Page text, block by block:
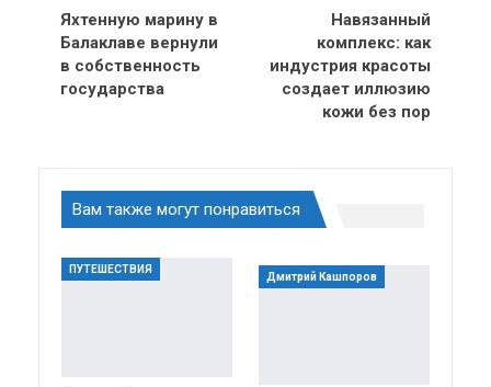
Яхтенную марину в
Балаклаве вернули
в собственность
государства
Навязанный
комплекс: как
индустрия красоты
создает иллюзию
кожи без пор
Вам также могут понравиться
ПУТЕШЕСТВИЯ
Дмитрий Кашпоров